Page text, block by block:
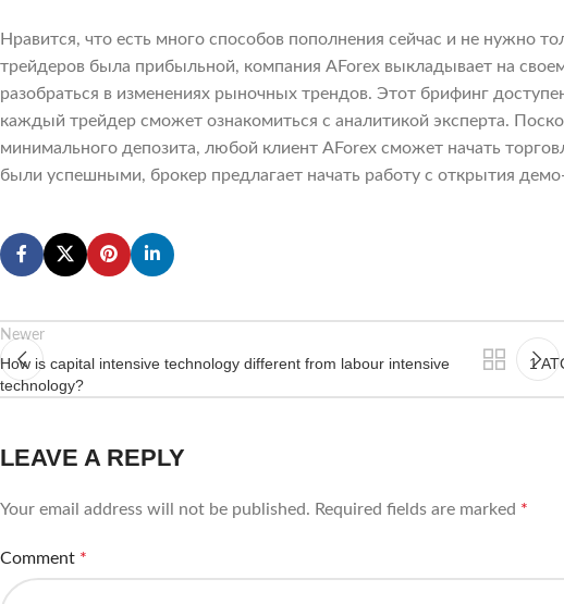
Нравится, что есть много способов пополнения сейчас и не нужно
трейдеров была прибыльной, компания AForex выкладывает на
разобраться в изменениях рыночных трендов. Этот брифинг
каждый трейдер сможет ознакомиться с аналитикой эксперта.
минимального депозита, любой клиент AForex сможет начать
были успешными, брокер предлагает начать работу с открытия
Newer
How is capital intensive technology different from labour intensive
technology?
1
LEAVE A REPLY
Your email address will not be published. Required fields are marked *
Comment *